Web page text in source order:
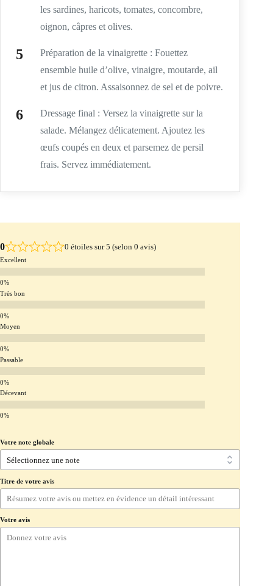
les sardines, haricots, tomates, concombre,
oignon, câpres et olives.
Préparation de la vinaigrette : Fouettez
ensemble huile d’olive, vinaigre, moutarde, ail
et jus de citron. Assaisonnez de sel et de poivre.
Dressage final : Versez la vinaigrette sur la
salade. Mélangez délicatement. Ajoutez les
œufs coupés en deux et parsemez de persil
frais. Servez immédiatement.
0 0 étoiles sur 5 (selon 0 avis)
Excellent
Très bon
Moyen
Passable
Décevant
Votre note globale
Titre de votre avis
Votre avis